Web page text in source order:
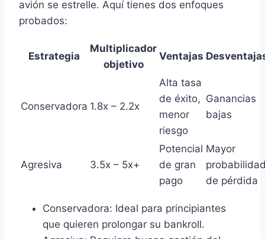
avión se estrelle. Aquí tienes dos enfoques
probados:
Estrategia
Multiplicador
objetivo
Ventajas
Conservadora 1.8x – 2.2x
Alta tasa
de éxito,
menor
riesgo
Ganancias
bajas
Agresiva 3.5x – 5x+
Potencial
de gran
pago
Mayor
de pérdida
Conservadora: Ideal para principiantes
que quieren prolongar su bankroll.